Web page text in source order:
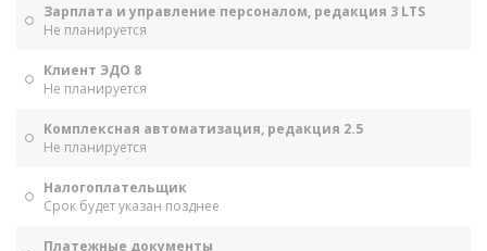
Зарплата и управление персоналом, редакция 3 LTS
Не планируется
Клиент ЭДО 8
Не планируется
Комплексная автоматизация, редакция 2.5
Не планируется
Налогоплательщик
Срок будет указан позднее
Платежные документы